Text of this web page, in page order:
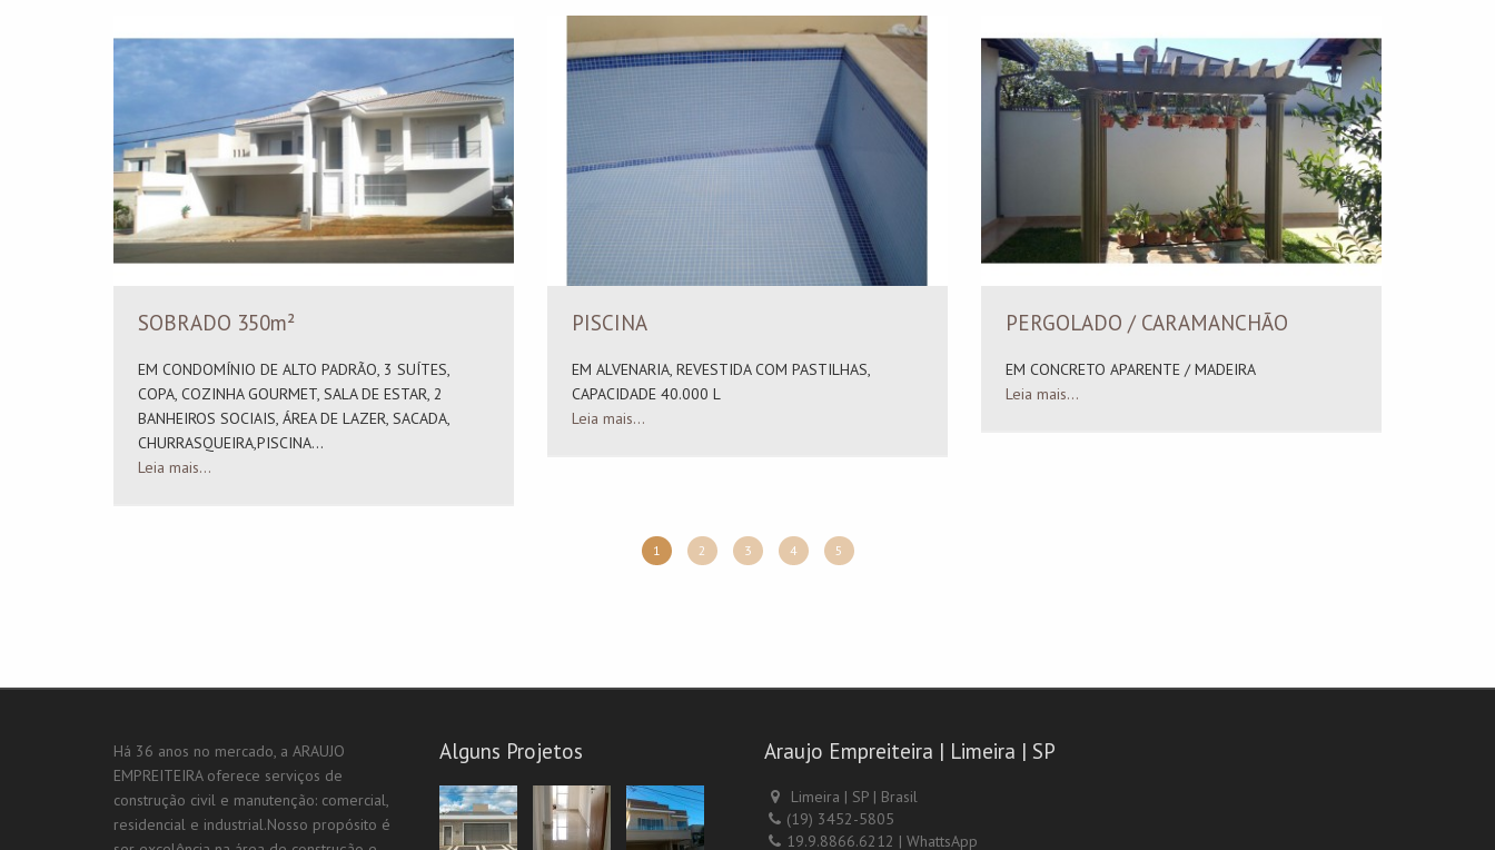
SOBRADO 350m²
EM CONDOMÍNIO DE ALTO PADRÃO, 3 SUÍTES,
COPA, COZINHA GOURMET, SALA DE ESTAR, 2
BANHEIROS SOCIAIS, ÁREA DE LAZER, SACADA,
CHURRASQUEIRA,PISCINA...
Leia mais...
PISCINA
EM ALVENARIA, REVESTIDA COM PASTILHAS,
CAPACIDADE 40.000 L
Leia mais...
PERGOLADO / CARAMANCHÃO
EM CONCRETO APARENTE / MADEIRA
Leia mais...
1 2 3 4 5
Há 36 anos no mercado, a ARAUJO
EMPREITEIRA oferece serviços de
construção civil e manutenção: comercial,
residencial e industrial.Nosso propósito é
Alguns Projetos Araujo Empreiteira | Limeira | SP
Limeira | SP | Brasil
(19) 3452-5805
19.9.8866.6212 | WhattsApp